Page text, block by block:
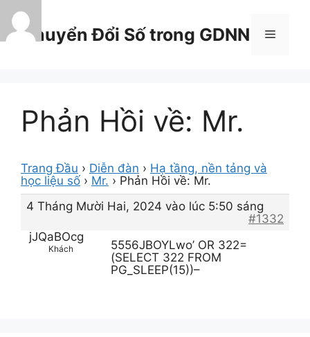
Chuyển
đến
nội
Chuyển Đổi Số trong GDNN Menu
Phản Hồi về: Mr.
Trang Đầu › Diễn đàn › Hạ tầng, nền tảng và
học liệu số › Mr. › Phản Hồi về: Mr.
4 Tháng Mười Hai, 2024 vào lúc 5:50 sáng
#1332
jJQaBOcg
Khách
5556JBOYLwo’ OR 322=
(SELECT 322 FROM
PG_SLEEP(15))–